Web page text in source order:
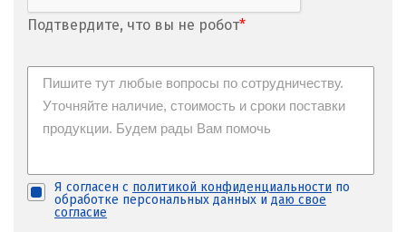
Подтвердите, что вы не робот*
Я согласен с политикой конфиденциальности по
обработке персональных данных и даю свое
согласие